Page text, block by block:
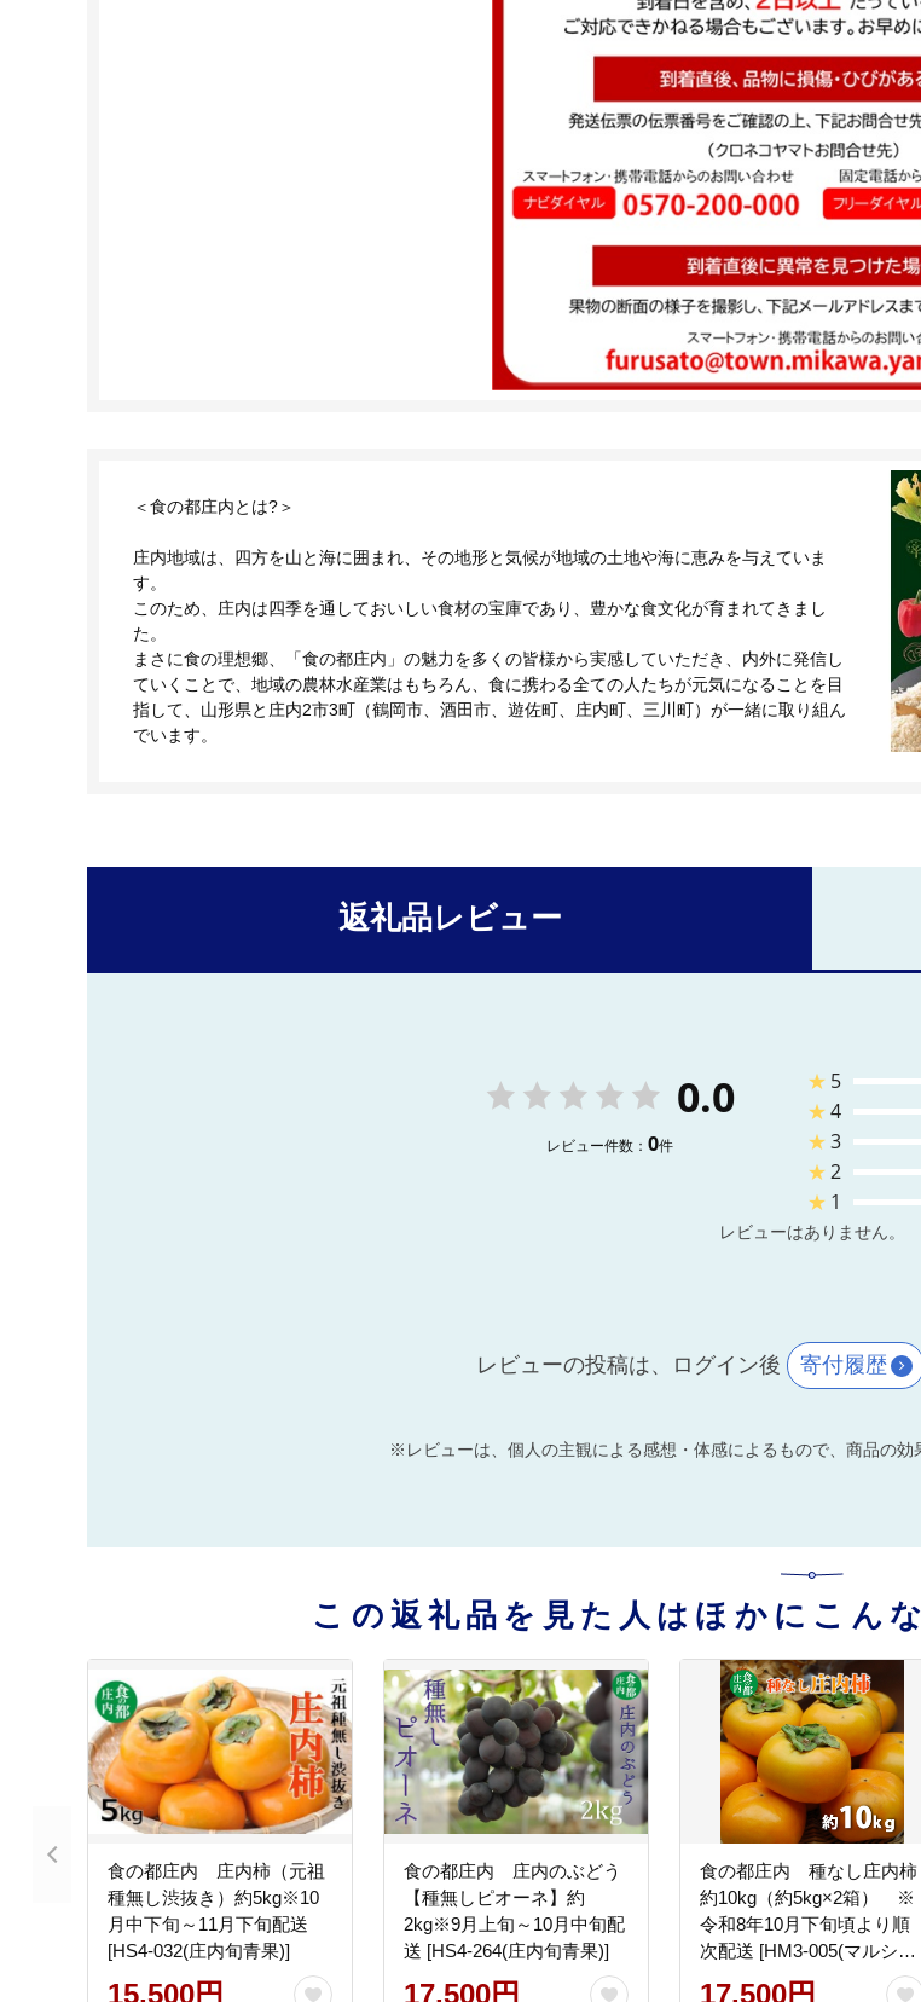
＜食の都庄内とは?＞
庄内地域は、四方を山と海に囲まれ、その地形と気候が地域の土地や海に恵みを与えていま
す。
このため、庄内は四季を通しておいしい食材の宝庫であり、豊かな食文化が育まれてきまし
た。
まさに食の理想郷、「食の都庄内」の魅力を多くの皆様から実感していただき、内外に発信し
ていくことで、地域の農林水産業はもちろん、食に携わる全ての人たちが元気になることを目
指して、山形県と庄内2市3町（鶴岡市、酒田市、遊佐町、庄内町、三川町）が一緒に取り組ん
でいます。
返礼品レビュー
0.0
レビュー件数： 0件
★ 5
★4
★3
★2
★ 1
レビューはありません。
レビューの投稿は、ログイン後 寄付履歴
※レビューは、個人の主観による感想・体感によるもので、商品の効
この返礼品を見た人はほかにこん
食の都庄内 庄内柿（元祖
種無し渋抜き）約5kg※10
月中下旬～11月下旬配送
[HS4-032(庄内旬青果)]
15,500円
食の都庄内 庄内のぶどう
【種無しピオーネ】約
2kg※9月上旬～10月中旬配
送 [HS4-264(庄内旬青果)]
17,500円
食の都庄内 種なし庄内柿
約10kg（約5kg×2箱） ※
令和8年10月下旬頃より順
次配送 [HM3-005(マルショ
17,500円